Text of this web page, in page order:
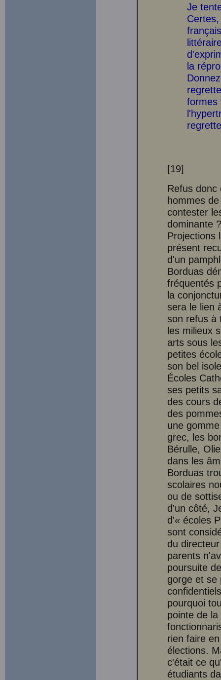
Je
la
formes
[19]
Refus donc
hommes
contester
dominante
Projections
présent
d'un
Borduas
fréquentés
la
sera le lien
son refus à
les milieux
arts sous
petites
son bel
Écoles
ses petits
des cours
des
une
grec, les
Bérulle,
dans les
Borduas
scolaires
ou de
d'un côté,
d'« écoles
sont
du
parents
poursuite
gorge et se
pourquoi
pointe de
rien faire
élections.
c'était ce
étudiants